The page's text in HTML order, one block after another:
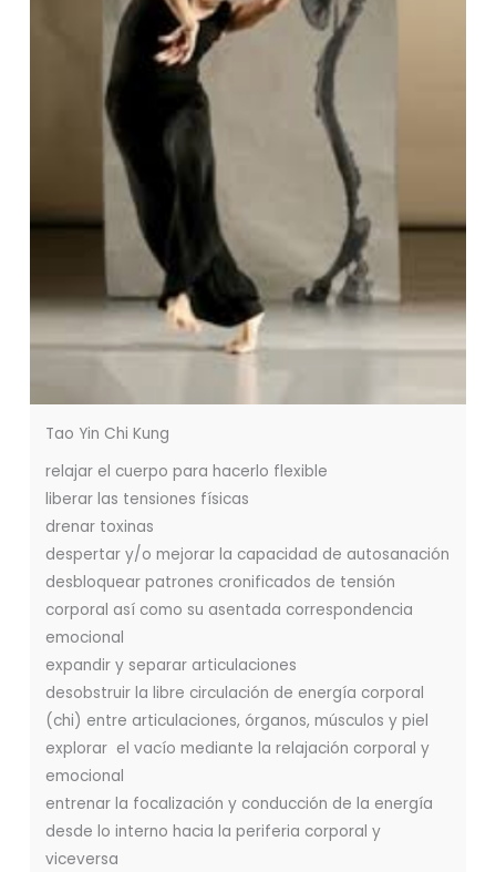
Tao Yin Chi Kung
relajar el cuerpo para hacerlo flexible
liberar las tensiones físicas
drenar toxinas
despertar y/o mejorar la capacidad de autosanación
desbloquear patrones cronificados de tensión
corporal así como su asentada correspondencia
emocional
expandir y separar articulaciones
desobstruir la libre circulación de energía corporal
(chi) entre articulaciones, órganos, músculos y piel
explorar el vacío mediante la relajación corporal y
emocional
entrenar la focalización y conducción de la energía
desde lo interno hacia la periferia corporal y
viceversa